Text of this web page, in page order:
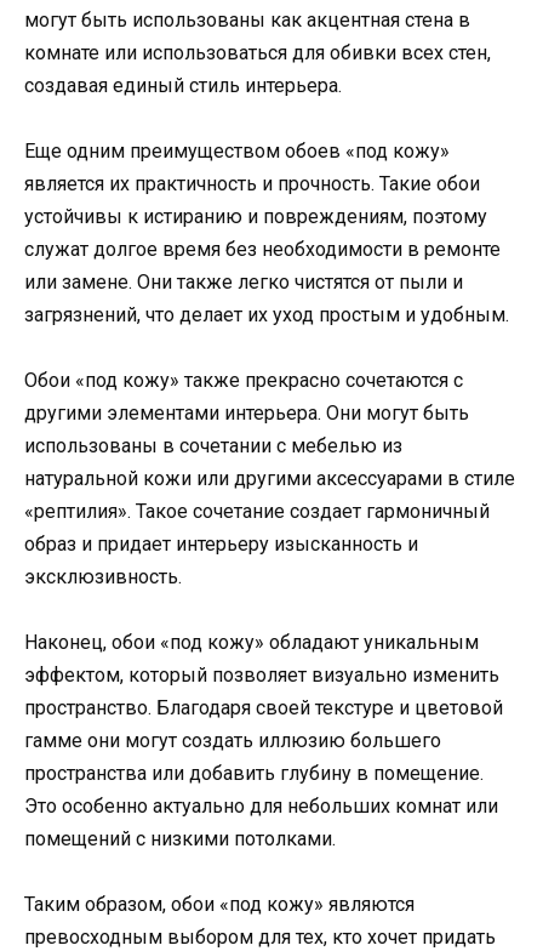
могут быть использованы как акцентная стена в
комнате или использоваться для обивки всех стен,
создавая единый стиль интерьера.
Еще одним преимуществом обоев «под кожу»
является их практичность и прочность. Такие обои
устойчивы к истиранию и повреждениям, поэтому
служат долгое время без необходимости в ремонте
или замене. Они также легко чистятся от пыли и
загрязнений, что делает их уход простым и удобным.
Обои «под кожу» также прекрасно сочетаются с
другими элементами интерьера. Они могут быть
использованы в сочетании с мебелью из
натуральной кожи или другими аксессуарами в стиле
«рептилия». Такое сочетание создает гармоничный
образ и придает интерьеру изысканность и
эксклюзивность.
Наконец, обои «под кожу» обладают уникальным
эффектом, который позволяет визуально изменить
пространство. Благодаря своей текстуре и цветовой
гамме они могут создать иллюзию большего
пространства или добавить глубину в помещение.
Это особенно актуально для небольших комнат или
помещений с низкими потолками.
Таким образом, обои «под кожу» являются
превосходным выбором для тех, кто хочет придать